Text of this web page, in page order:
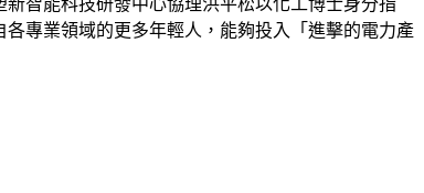
智能科技研發中心協理洪平松以化工博士身分指
專業領域的更多年輕人，能夠投入「進擊的電力產